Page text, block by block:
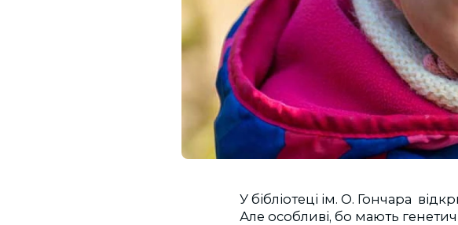
У бібліотеці ім. О. Гончара
Але особливі, бо мають